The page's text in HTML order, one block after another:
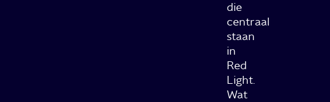
die
centraal
staan
in
Red
Light.
Wat